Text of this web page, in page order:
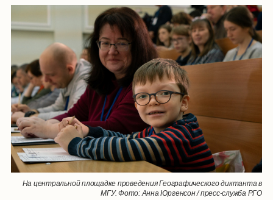
На центральной площадке проведения Географического диктанта в
МГУ. Фото: Анна Юргенсон / пресс-служба РГО